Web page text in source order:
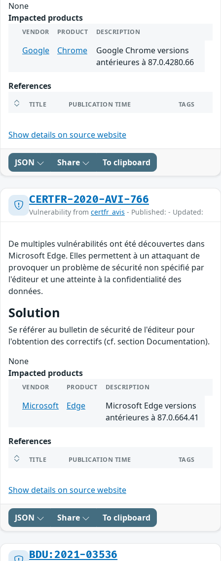
None
Impacted products
VENDOR PRODUCT DESCRIPTION
Google Chrome
Google Chrome versions
antérieures à 87.0.4280.66
References
TITLE PUBLICATION TIME TAGS
Show details on source website
JSON Share To clipboard
CERTFR-2020-AVI-766
Vulnerability from certfr_avis - Published: - Updated:
De multiples vulnérabilités ont été découvertes dans
Microsoft Edge. Elles permettent à un attaquant de
provoquer un problème de sécurité non spécifié par
l'éditeur et une atteinte à la confidentialité des
données.
Solution
Se référer au bulletin de sécurité de l'éditeur pour
l'obtention des correctifs (cf. section Documentation).
None
Impacted products
VENDOR PRODUCT DESCRIPTION
Microsoft Edge
Microsoft Edge versions
antérieures à 87.0.664.41
References
TITLE PUBLICATION TIME TAGS
Show details on source website
JSON Share To clipboard
BDU:2021-03536